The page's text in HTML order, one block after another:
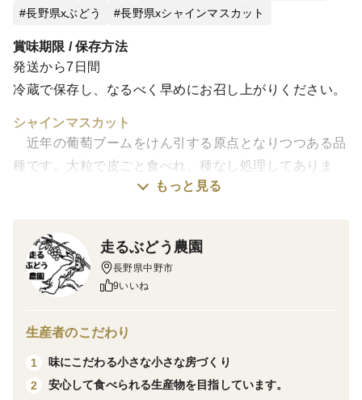
長野県xぶどう
長野県xシャインマスカット
賞味期限 / 保存方法
発送から7日間
冷蔵で保存し、なるべく早めにお召し上がりください。
シャインマスカット
近年の葡萄ブームをけん引する原点となりつつある品
種です。大粒で皮ごと食べれ、種なし処理してありま
す。爽やかな甘さと香りがあり、シャインマスカットか
て味の劣らない品種です。
当園では収穫タイミングにこだわり、一房一房目視で
確認して十分に熟したタイミングで収穫します。
★注意点
取りが難しい日がある場合は事前にご連絡ください。
・丁寧に梱包しておりますが、脱粒（粒が取れる）場合
もっと見る
走るぶどう農園
長野県中野市
9いいね
生産者のこだわり
1
味にこだわる小さな小さな房づくり
2
安心して食べられる生産物を目指しています。